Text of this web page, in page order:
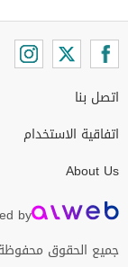
اتصل بنا
اتفاقية الاستخدام
About Us
by
جميع الحقوق محفوظة